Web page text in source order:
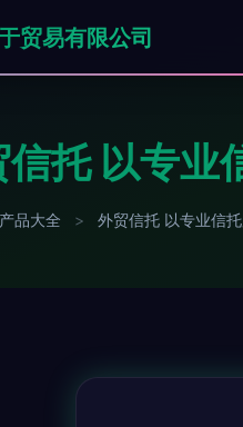
贸易有限公司
信托 以专业
产品大全 > 外贸信托 以专业信